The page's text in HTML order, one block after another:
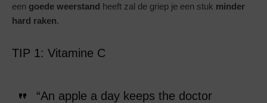
een goede weerstand heeft zal de griep je een stuk minder
hard raken.
TIP 1: Vitamine C
“An apple a day keeps the doctor